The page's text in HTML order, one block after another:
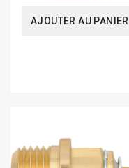
AJOUTER AU PANIER